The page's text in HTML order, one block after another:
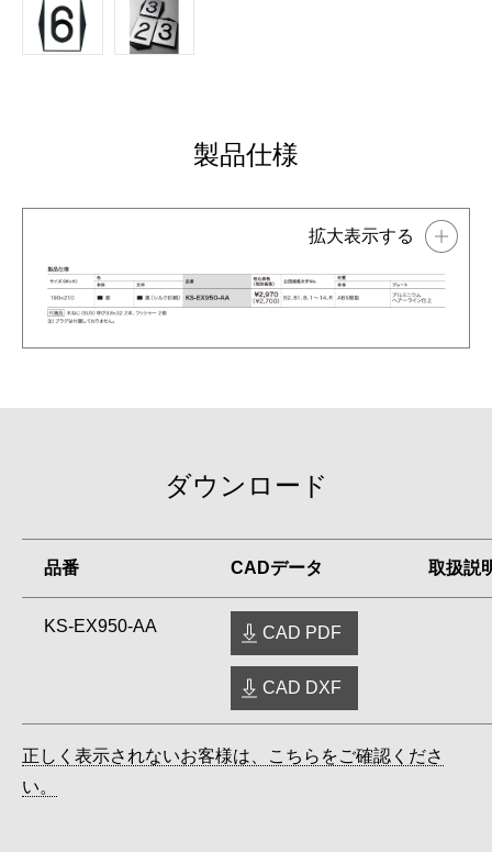
製品仕様
ダウンロード
品番 CADデータ 取扱説
KS-EX950-AA CAD PDF
CAD DXF
正しく表示されないお客様は、こちらをご確認くださ
い。